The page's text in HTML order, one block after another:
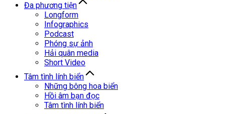
Đa phương tiện
Longform
Infographics
Podcast
Phóng sự ảnh
Hải quân media
Short Video
Tâm tình lính biển
Những bông hoa biển
Hồi âm bạn đọc
Tâm tình lính biển